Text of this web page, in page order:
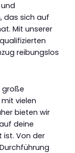
das sich auf
Mit unserer
reibungslos
große
vielen
bieten wir
deine
ist. Von der